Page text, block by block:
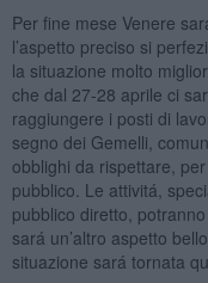
Per fine mese Venere
l’aspetto preciso si
la situazione molto
che dal 27-28 aprile ci
raggiungere i posti di
segno dei Gemelli,
obblighi da rispettare,
pubblico. Le attivitá,
pubblico diretto,
sará un’altro aspetto
situazione sará tornata